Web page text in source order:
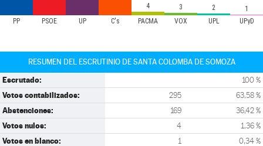
PP PSOE UP C's PACMA VOX UPL UPyD
4 3 2 1
RESUMEN DEL ESCRUTINIO DE SANTA COLOMBA DE SOMOZA
Escrutado: 100 %
Votos contabilizados: 295 63,58 %
Abstenciones: 169 36,42 %
Votos nulos: 4 1,36 %
Votos en blanco: 1 0,34 %